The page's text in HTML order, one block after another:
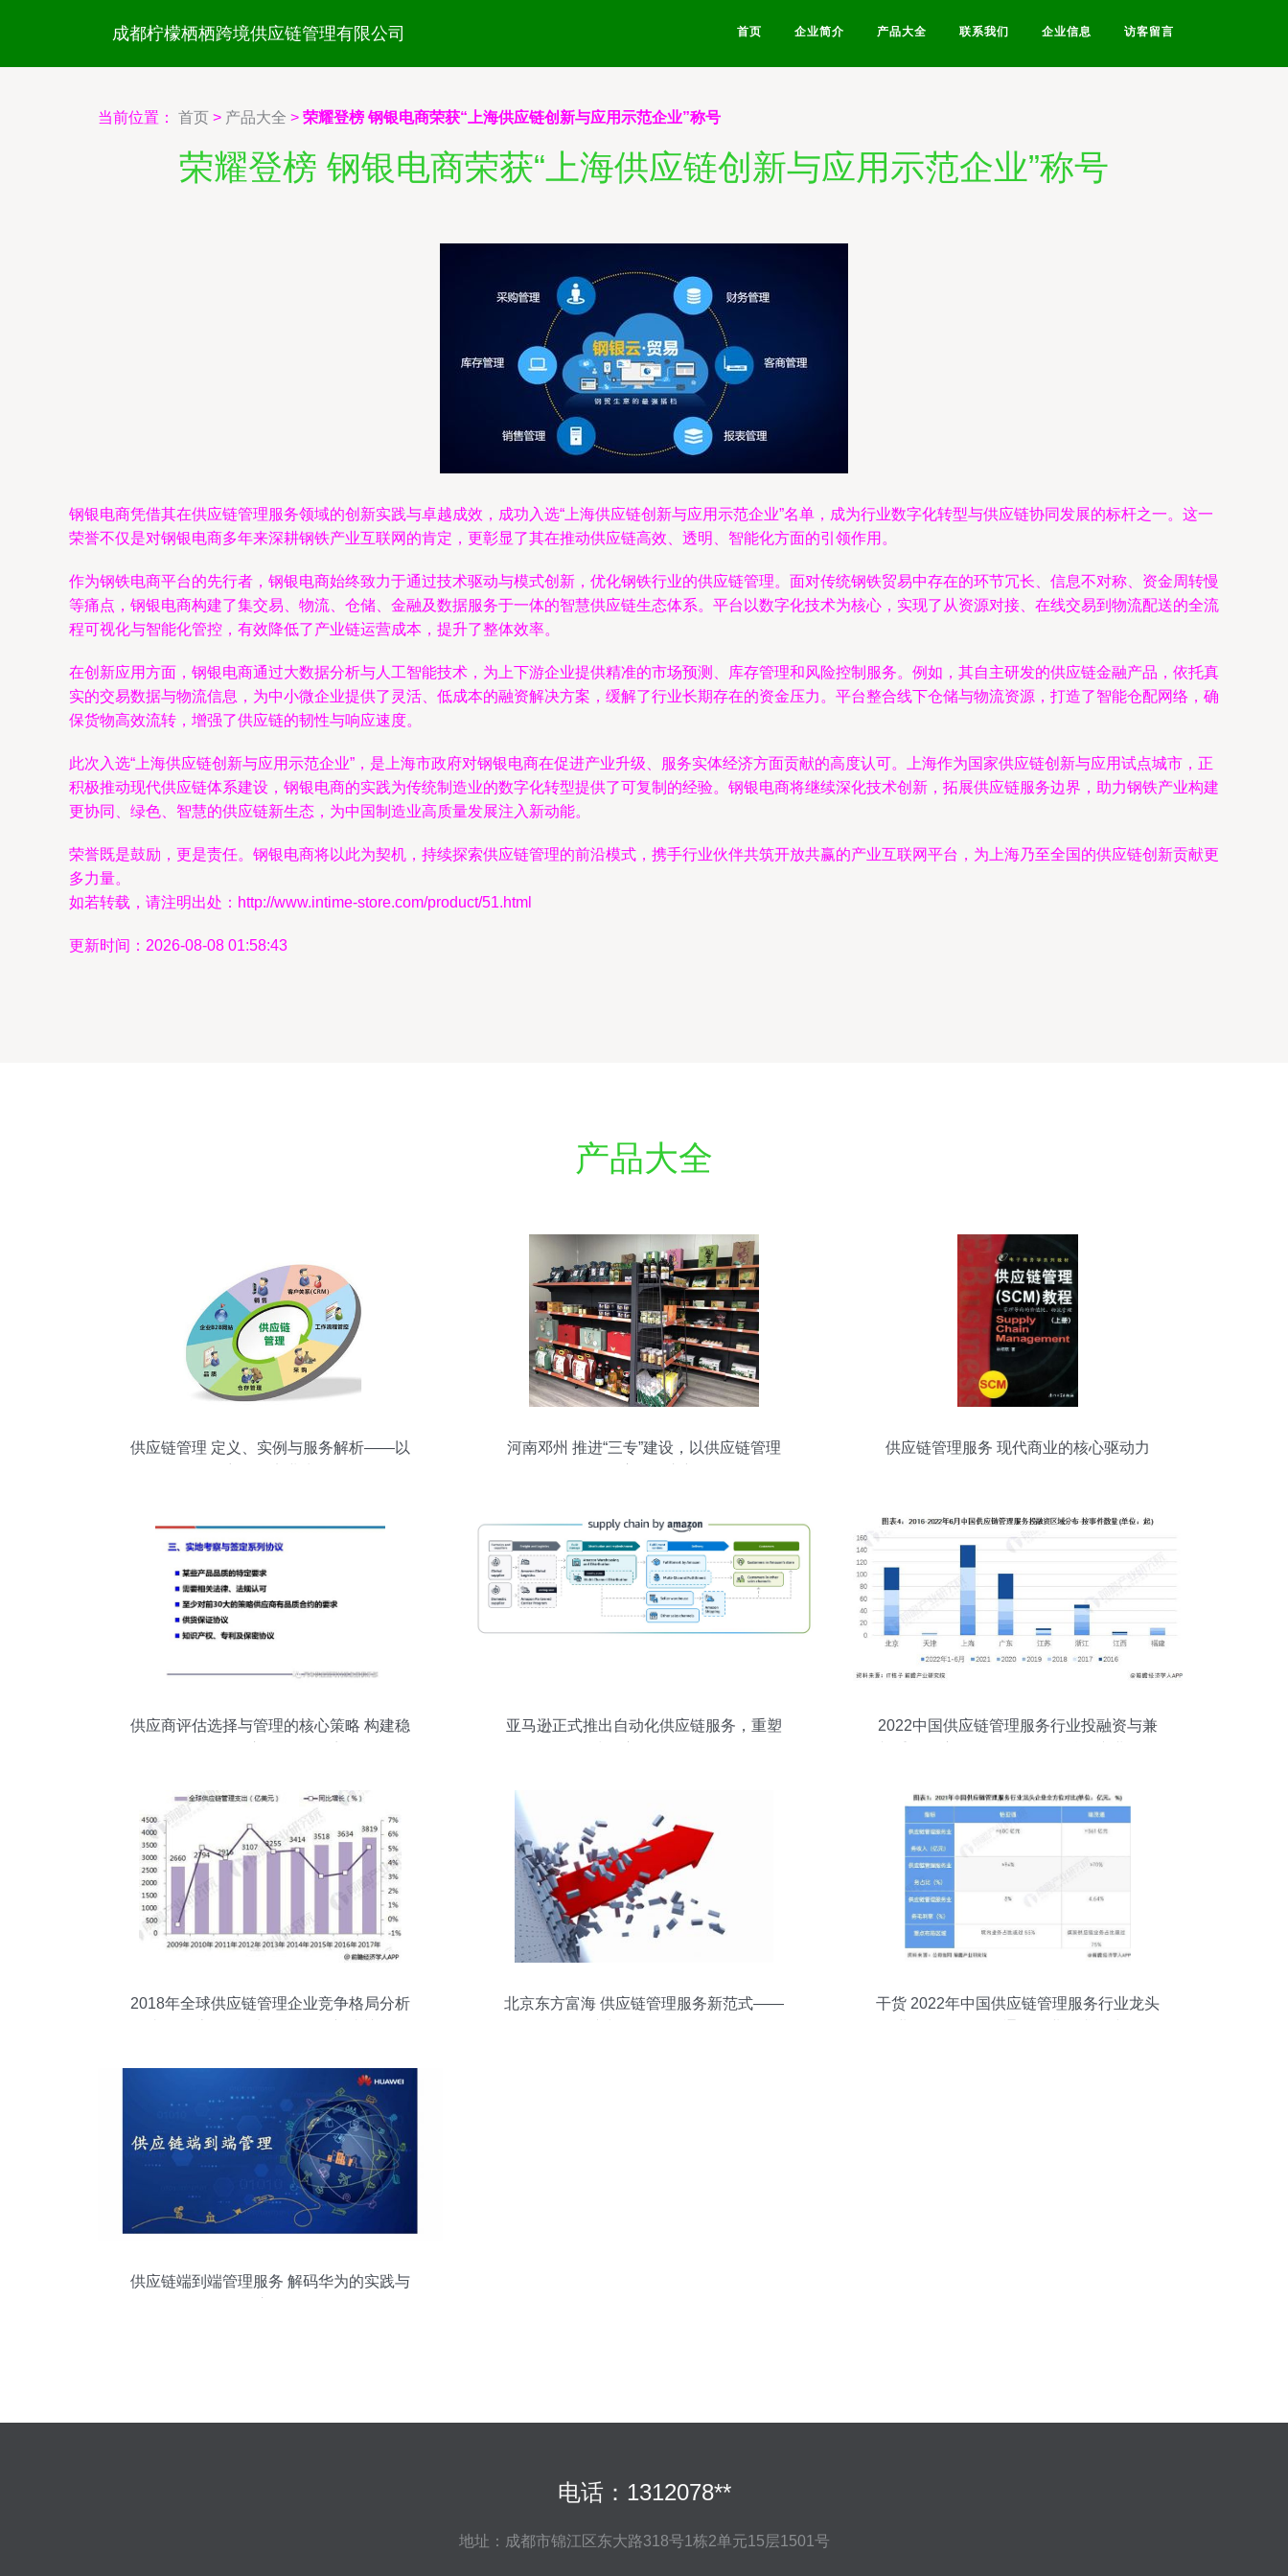
成都柠檬栖栖跨境供应链管理有限公司 首页 企业简介 产品大全 联系我们 企业信息 访客留言
当前位置： 首页 > 产品大全 > 荣耀登榜 钢银电商荣获“上海供应链创新与应用示范企业”称号
荣耀登榜 钢银电商荣获“上海供应链创新与应用示范企业”称号
钢银电商凭借其在供应链管理服务领域的创新实践与卓越成效，成功入选“上海供应链创新与应用示范企业”名单，成为行业数字化转型与供应链协同发展的标杆之一。这一
荣誉不仅是对钢银电商多年来深耕钢铁产业互联网的肯定，更彰显了其在推动供应链高效、透明、智能化方面的引领作用。
作为钢铁电商平台的先行者，钢银电商始终致力于通过技术驱动与模式创新，优化钢铁行业的供应链管理。面对传统钢铁贸易中存在的环节冗长、信息不对称、资金周转慢
等痛点，钢银电商构建了集交易、物流、仓储、金融及数据服务于一体的智慧供应链生态体系。平台以数字化技术为核心，实现了从资源对接、在线交易到物流配送的全流
程可视化与智能化管控，有效降低了产业链运营成本，提升了整体效率。
在创新应用方面，钢银电商通过大数据分析与人工智能技术，为上下游企业提供精准的市场预测、库存管理和风险控制服务。例如，其自主研发的供应链金融产品，依托真
实的交易数据与物流信息，为中小微企业提供了灵活、低成本的融资解决方案，缓解了行业长期存在的资金压力。平台整合线下仓储与物流资源，打造了智能仓配网络，确
保货物高效流转，增强了供应链的韧性与响应速度。
此次入选“上海供应链创新与应用示范企业”，是上海市政府对钢银电商在促进产业升级、服务实体经济方面贡献的高度认可。上海作为国家供应链创新与应用试点城市，正
积极推动现代供应链体系建设，钢银电商的实践为传统制造业的数字化转型提供了可复制的经验。钢银电商将继续深化技术创新，拓展供应链服务边界，助力钢铁产业构建
更协同、绿色、智慧的供应链新生态，为中国制造业高质量发展注入新动能。
荣誉既是鼓励，更是责任。钢银电商将以此为契机，持续探索供应链管理的前沿模式，携手行业伙伴共筑开放共赢的产业互联网平台，为上海乃至全国的供应链创新贡献更
多力量。
如若转载，请注明出处：http://www.intime-store.com/product/51.html
更新时间：2026-08-08 01:58:43
产品大全
供应链管理 定义、实例与服务解析——以
河南邓州 推进“三专”建设，以供应链管理
供应链管理服务 现代商业的核心驱动力
供应商评估选择与管理的核心策略 构建稳
亚马逊正式推出自动化供应链服务，重塑
2022中国供应链管理服务行业投融资与兼
2018年全球供应链管理企业竞争格局分析
北京东方富海 供应链管理服务新范式——
干货 2022年中国供应链管理服务行业龙头
供应链端到端管理服务 解码华为的实践与
电话：1312078**
地址：成都市锦江区东大路318号1栋2单元15层1501号